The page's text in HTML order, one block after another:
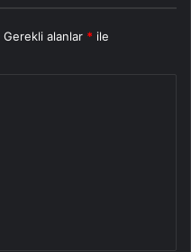
Gerekli alanlar * ile